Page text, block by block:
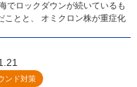
でロックダウンが続いているも
ことと、 オミクロン株が重症化
ンド対策